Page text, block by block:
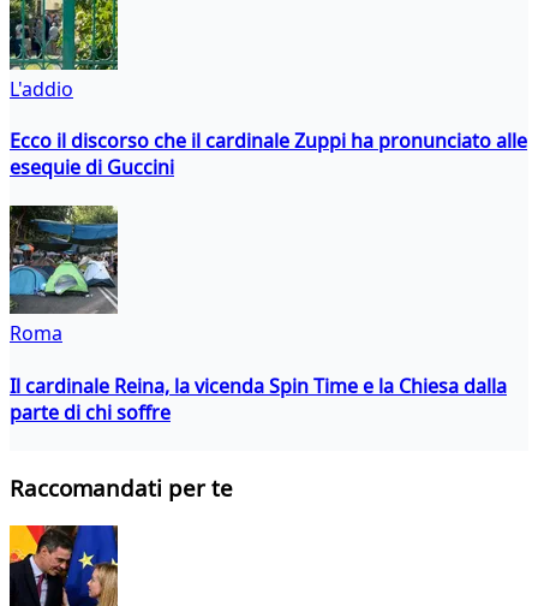
L'addio
Ecco il discorso che il cardinale Zuppi ha pronunciato alle
esequie di Guccini
Roma
Il cardinale Reina, la vicenda Spin Time e la Chiesa dalla
parte di chi soffre
Raccomandati per te